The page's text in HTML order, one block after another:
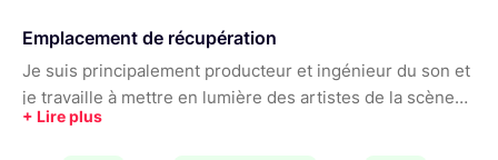
Emplacement de récupération
Je suis principalement producteur et ingénieur du son et
je travaille à mettre en lumière des artistes de la scènes
indépendante française. J'ai pu participer à la réalisation